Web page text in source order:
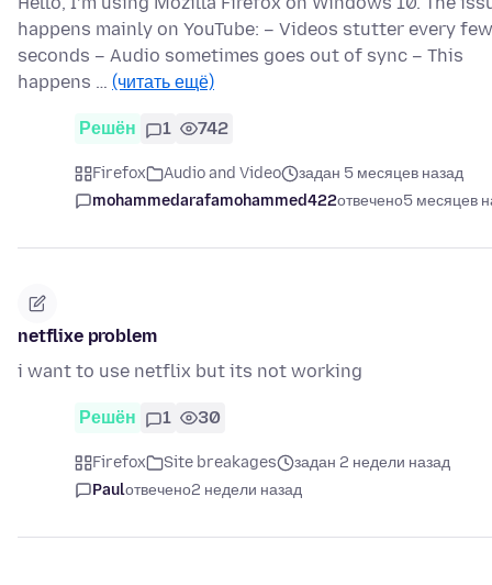
happens mainly on YouTube: – Videos stutter every few
seconds – Audio sometimes goes out of sync – This
happens … (читать ещё)
Решён 1 742
Firefox Audio and Video
задан 5 месяцев назад
mohammedarafamohammed422отвечено5 месяцев
netflixe problem
i want to use netflix but its not working
Решён 1 30
Firefox Site breakages
задан 2 недели назад
Paulотвечено2 недели назад